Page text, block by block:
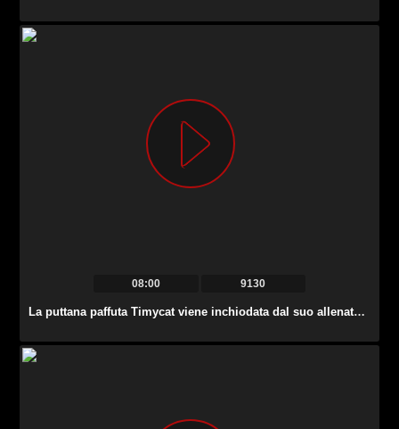
08:00 9130
La puttana paffuta Timycat viene inchiodata dal suo allenatore arrabbiato nella palestra.